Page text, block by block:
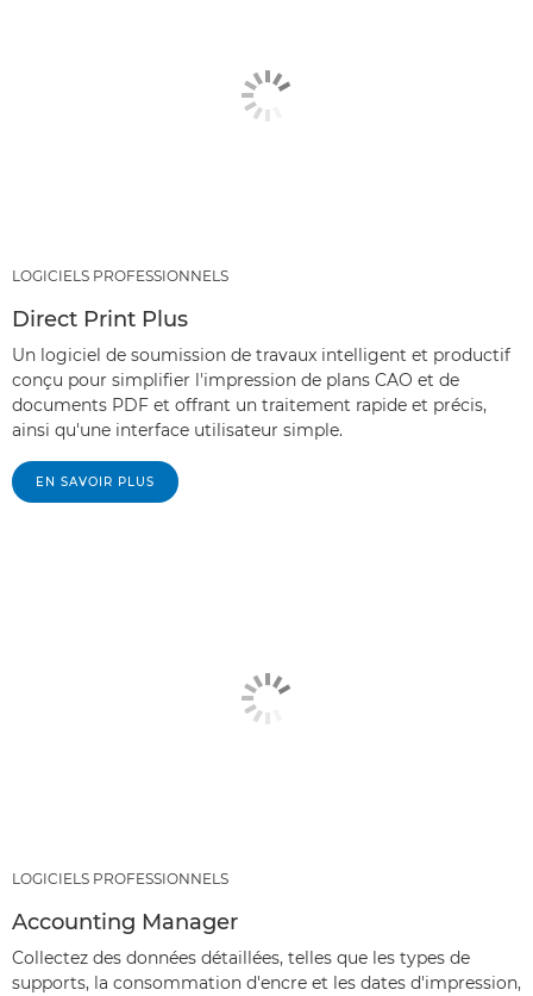
LOGICIELS PROFESSIONNELS
Direct Print Plus
Un logiciel de soumission de travaux intelligent et productif
conçu pour simplifier l'impression de plans CAO et de
documents PDF et offrant un traitement rapide et précis,
ainsi qu'une interface utilisateur simple.
EN SAVOIR PLUS
LOGICIELS PROFESSIONNELS
Accounting Manager
Collectez des données détaillées, telles que les types de
supports, la consommation d'encre et les dates d'impression,